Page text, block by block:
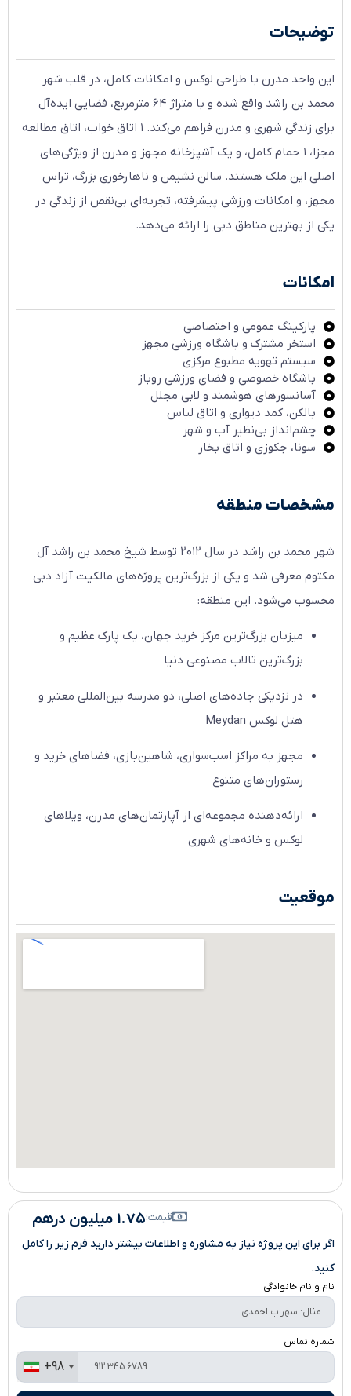
۱.۷۵ میلیون درهمقیمت:
اگر برای این پروژه نیاز به مشاوره و اطلاعات بیشتر دارید فرم زیر را کامل
کنید.
نام و نام خانوادگی
شماره تماس
+98
توضیحات
این واحد مدرن با طراحی لوکس و امکانات کامل، در قلب شهر
محمد بن راشد واقع شده و با متراژ ۶۴ مترمربع، فضایی ایده‌آل
برای زندگی شهری و مدرن فراهم می‌کند. ۱ اتاق خواب، اتاق مطالعه
مجزا، ۱ حمام کامل، و یک آشپزخانه مجهز و مدرن از ویژگی‌های
اصلی این ملک هستند. سالن نشیمن و ناهارخوری بزرگ، تراس
مجهز، و امکانات ورزشی پیشرفته، تجربه‌ای بی‌نقص از زندگی در
یکی از بهترین مناطق دبی را ارائه می‌دهد.
امکانات
پارکینگ عمومی و اختصاصی
استخر مشترک و باشگاه ورزشی مجهز
سیستم تهویه مطبوع مرکزی
باشگاه خصوصی و فضای ورزشی روباز
آسانسورهای هوشمند و لابی مجلل
بالکن، کمد دیواری و اتاق لباس
چشم‌انداز بی‌نظیر آب و شهر
سونا، جکوزی و اتاق بخار
مشخصات منطقه
شهر محمد بن راشد در سال ۲۰۱۲ توسط شیخ محمد بن راشد آل
مکتوم معرفی شد و یکی از بزرگ‌ترین پروژه‌های مالکیت آزاد دبی
محسوب می‌شود. این منطقه:
میزبان بزرگ‌ترین مرکز خرید جهان، یک پارک عظیم و
بزرگ‌ترین تالاب مصنوعی دنیا
در نزدیکی جاده‌های اصلی، دو مدرسه بین‌المللی معتبر و
هتل لوکس Meydan
مجهز به مراکز اسب‌سواری، شاهین‌بازی، فضاهای خرید و
رستوران‌های متنوع
ارائه‌دهنده مجموعه‌ای از آپارتمان‌های مدرن، ویلاهای
لوکس و خانه‌های شهری
موقعیت